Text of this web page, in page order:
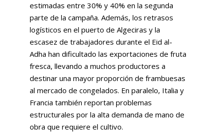
estimadas entre 30% y 40% en la segunda
parte de la campaña. Además, los retrasos
logísticos en el puerto de Algeciras y la
escasez de trabajadores durante el Eid al-
Adha han dificultado las exportaciones de fruta
fresca, llevando a muchos productores a
destinar una mayor proporción de frambuesas
al mercado de congelados. En paralelo, Italia y
Francia también reportan problemas
estructurales por la alta demanda de mano de
obra que requiere el cultivo.